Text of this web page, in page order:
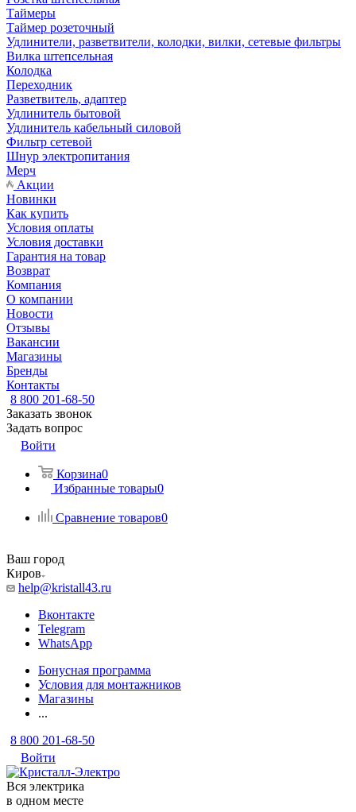
Таймеры
Таймер розеточный
Удлинители, разветвители, колодки, вилки, сетевые фильтры
Вилка штепсельная
Колодка
Переходник
Разветвитель, адаптер
Удлинитель бытовой
Удлинитель кабельный силовой
Фильтр сетевой
Шнур электропитания
Мерч
Акции
Новинки
Как купить
Условия оплаты
Условия доставки
Гарантия на товар
Возврат
Компания
О компании
Новости
Отзывы
Вакансии
Магазины
Бренды
Контакты
8 800 201-68-50
Заказать звонок
Задать вопрос
Войти
Корзина0
Избранные товары0
Сравнение товаров0
Ваш город
Киров
help@kristall43.ru
Вконтакте
Telegram
WhatsApp
Бонусная программа
Условия для монтажников
Магазины
...
8 800 201-68-50
Войти
Вся электрика
в одном месте